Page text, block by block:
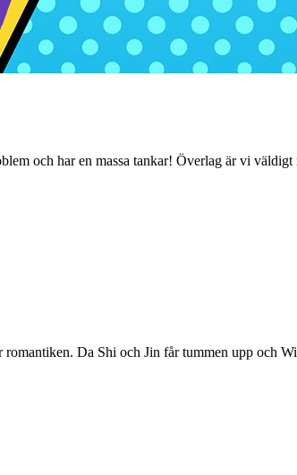
och har en massa tankar! Överlag är vi
Da Shi och Jin får tummen upp och